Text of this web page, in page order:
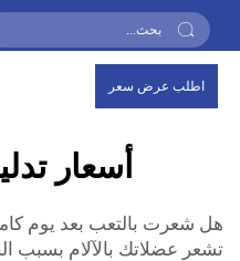
اطلب عرض سعر
أسعار
هل شعرت بالتعب بعد يوم
تشعر عضلاتك بالآلام بسبب